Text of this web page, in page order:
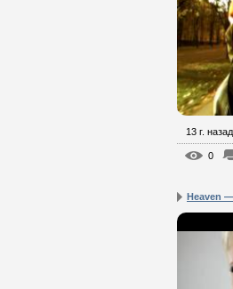
13 г. назад
0
Heaven